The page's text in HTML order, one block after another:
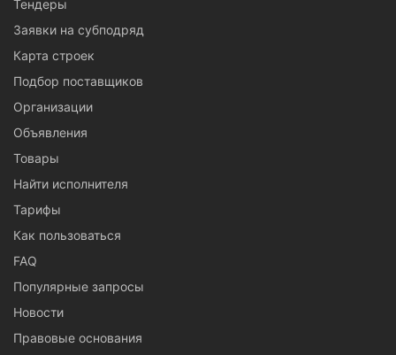
Тендеры
Заявки на субподряд
Карта строек
Подбор поставщиков
Организации
Объявления
Товары
Найти исполнителя
Тарифы
Как пользоваться
FAQ
Популярные запросы
Новости
Правовые основания